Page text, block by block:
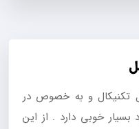
تکنیکال و به خصوص در
خوبی دارد . از این